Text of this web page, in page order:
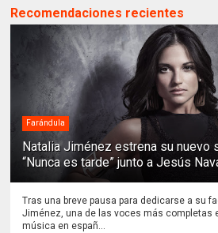
Recomendaciones recientes
Farándula
Natalia Jiménez estrena su nuevo
“Nunca es tarde” junto a Jesús
Tras una breve pausa para dedicarse a su
Jiménez, una de las voces más completas
música en españ...